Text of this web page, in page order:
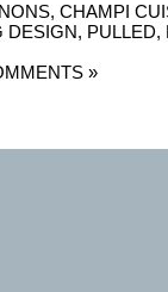
, CHAMPI
DESIGN, PULLED,
»